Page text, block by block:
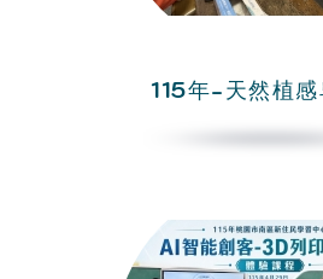
115年-天然植感